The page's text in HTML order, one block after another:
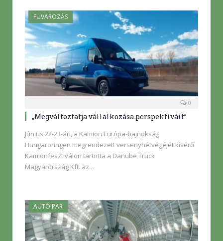
FUVAROZÁS
0
„Megváltoztatja vállalkozása perspektíváit”
Június 22-23-án, a Kamion Európa-bajnokság
Hungaroringen megrendezett versenyhétvégéjét kísérő
Kamionfesztiválon tartotta a Danube Truck
Magyarország Kft. az…
AUTÓIPAR